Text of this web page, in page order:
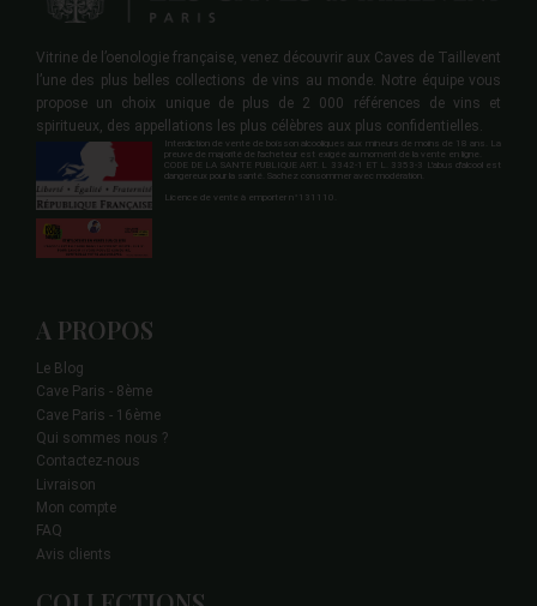
Vitrine de l’oenologie française, venez découvrir aux Caves de Taillevent
l’une des plus belles collections de vins au monde. Notre équipe vous
propose un choix unique de plus de 2 000 références de vins et
spiritueux, des appellations les plus célèbres aux plus confidentielles.
Interdiction de vente de boisson alcooliques aux mineurs de moins de 18 ans. La
preuve de majorité de l'acheteur est exigée au moment de la vente en ligne.
CODE DE LA SANTE PUBLIQUE ART. L 3342-1 ET L. 3353-3 L'abus d'alcool est
dangereux pour la santé. Sachez consommer avec modération.
Licence de vente à emporter n°131110.
A PROPOS
Le Blog
Cave Paris - 8ème
Cave Paris - 16ème
Qui sommes nous ?
Contactez-nous
Livraison
Mon compte
FAQ
Avis clients